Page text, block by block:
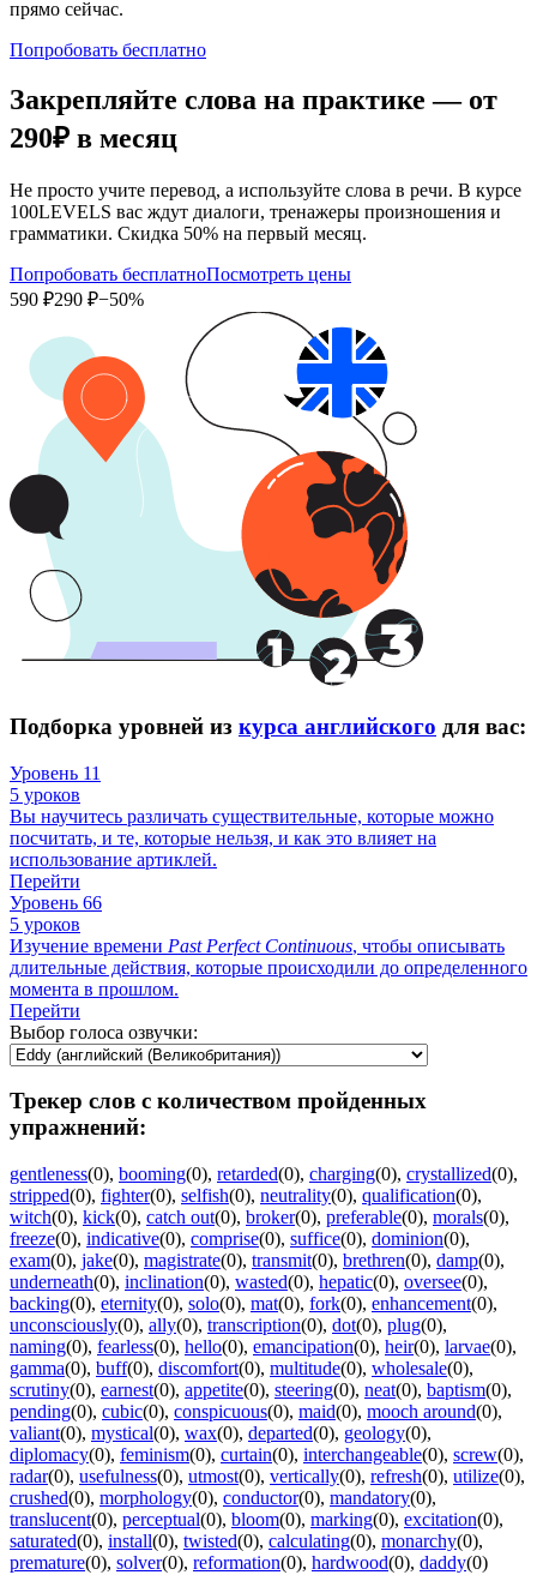
прямо сейчас.
Попробовать бесплатно
Закрепляйте слова на практике — от
290₽ в месяц
Не просто учите перевод, а используйте слова в речи. В курсе
100LEVELS вас ждут диалоги, тренажеры произношения и
грамматики. Скидка 50% на первый месяц.
Попробовать бесплатноПосмотреть цены
590 ₽290 ₽−50%
Подборка уровней из курса английского для вас:
Уровень 11
5 уроков
Вы научитесь различать существительные, которые можно
посчитать, и те, которые нельзя, и как это влияет на
использование артиклей.
Перейти
Уровень 66
5 уроков
Изучение времени Past Perfect Continuous, чтобы описывать
длительные действия, которые происходили до определенного
момента в прошлом.
Перейти
Выбор голоса озвучки:
Трекер слов с количеством пройденных
упражнений:
gentleness(0), booming(0), retarded(0), charging(0), crystallized(0),
stripped(0), fighter(0), selfish(0), neutrality(0), qualification(0),
witch(0), kick(0), catch out(0), broker(0), preferable(0), morals(0),
freeze(0), indicative(0), comprise(0), suffice(0), dominion(0),
exam(0), jake(0), magistrate(0), transmit(0), brethren(0), damp(0),
underneath(0), inclination(0), wasted(0), hepatic(0), oversee(0),
backing(0), eternity(0), solo(0), mat(0), fork(0), enhancement(0),
unconsciously(0), ally(0), transcription(0), dot(0), plug(0),
naming(0), fearless(0), hello(0), emancipation(0), heir(0), larvae(0),
gamma(0), buff(0), discomfort(0), multitude(0), wholesale(0),
scrutiny(0), earnest(0), appetite(0), steering(0), neat(0), baptism(0),
pending(0), cubic(0), conspicuous(0), maid(0), mooch around(0),
valiant(0), mystical(0), wax(0), departed(0), geology(0),
diplomacy(0), feminism(0), curtain(0), interchangeable(0), screw(0),
radar(0), usefulness(0), utmost(0), vertically(0), refresh(0), utilize(0),
crushed(0), morphology(0), conductor(0), mandatory(0),
translucent(0), perceptual(0), bloom(0), marking(0), excitation(0),
saturated(0), install(0), twisted(0), calculating(0), monarchy(0),
premature(0), solver(0), reformation(0), hardwood(0), daddy(0)